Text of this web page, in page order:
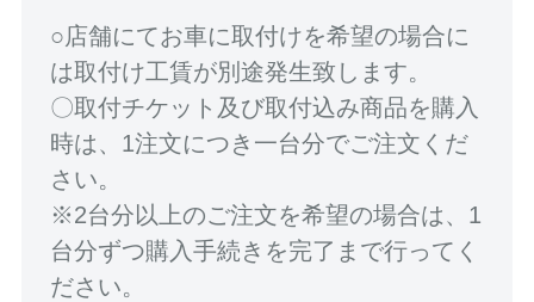
○店舗にてお車に取付けを希望の場合に
は取付け工賃が別途発生致します。
〇取付チケット及び取付込み商品を購入
時は、1注文につき一台分でご注文くだ
さい。
※2台分以上のご注文を希望の場合は、1
台分ずつ購入手続きを完了まで行ってく
ださい。